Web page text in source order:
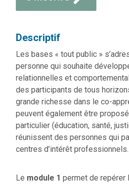
Descriptif
Les bases « tout public »
personne qui souhaite
relationnelles et
des participants de tous
grande richesse dans le co-
peuvent également être
particulier (éducation, santé,
réunissent des personnes qui
centres d’intérêt professionnels.
Le module 1 permet de repérer